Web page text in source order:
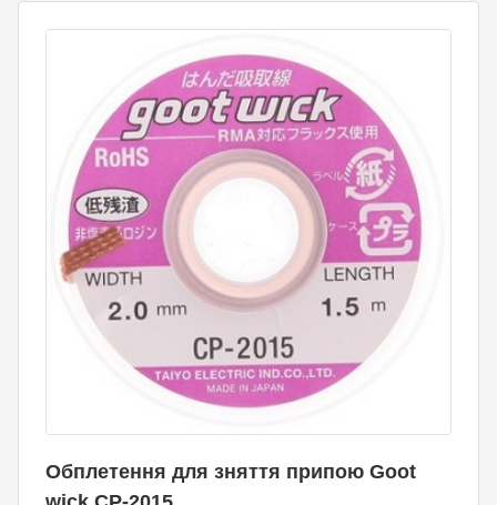
Обплетення для зняття припою Goot